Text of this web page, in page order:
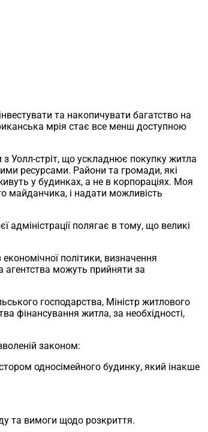
та накопичувати багатство на
мрія стає все менш доступною
Уолл-стріт, що ускладнює покупку житла
ресурсами. Райони та громади, які
у будинках, а не в корпораціях. Моя
майданчика, і надати можливість
полягає в тому, що великі
політики, визначення
агентства можуть прийняти за
господарства, Міністр житлового
фінансування житла, за необхідності,
законом:
односімейного будинку, який інакше
та вимоги щодо розкриття.